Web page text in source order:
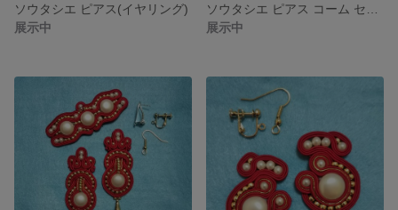
ソウタシエ ピアス(イヤリング)
展示中
展示中